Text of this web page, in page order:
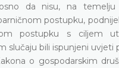
da nisu, na temelju
postupku,
postupku s ciljem
slučaju bili ispunjeni uvjeti
o gospodarskim